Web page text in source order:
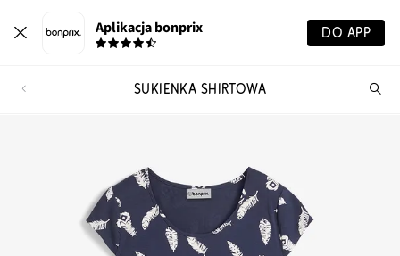
Aplikacja bonprix DO APP
SUKIENKA SHIRTOWA